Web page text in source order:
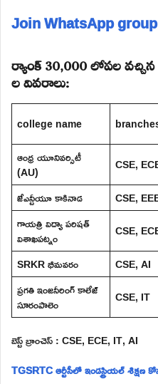
Join WhatsApp group
ర్యాంక్ 30,000 లోపల
ల వివరాలు:
college name
ఆంధ్ర యూనివర్సిటీ
(AU) CSE,
జేఎన్టీయూ కాకినాడ
CSE,
గాయత్రి విద్యా పరిషత్
విశాఖపట్నం CSE,
SRKR భీమవరం
CSE, AI
ప్రగతి ఇంజనీరింగ్ కాలేజ్
సూరంపాలెం CSE, IT
బెస్ట్ బ్రాంచెస్ : CSE, ECE, IT, AI
TGSRTC ఆర్టీసీలో ఇండస్ట్రియల్ శిక్షణ